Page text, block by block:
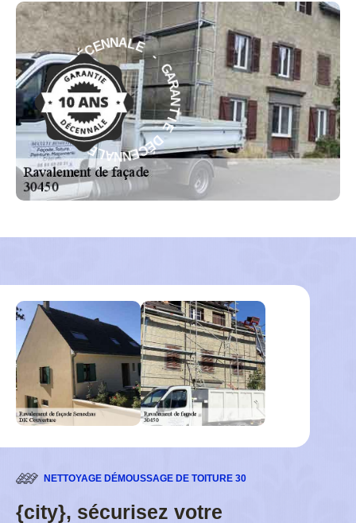
G
A
R
A
N
T
I
E
D
É
C
E
NNALE - GAR
A
N
T
I
E
D
É
C
E
N
N
A
L
E
-
NETTOYAGE DÉMOUSSAGE DE TOITURE 30
{city}, sécurisez votre